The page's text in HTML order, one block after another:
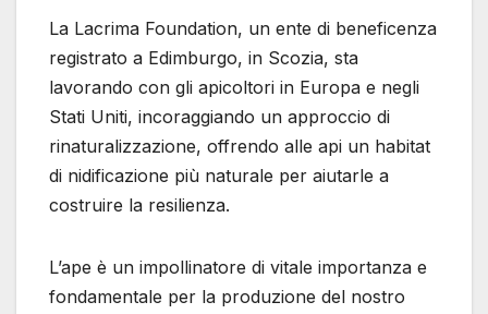
La Lacrima Foundation, un ente di beneficenza
registrato a Edimburgo, in Scozia, sta
lavorando con gli apicoltori in Europa e negli
Stati Uniti, incoraggiando un approccio di
rinaturalizzazione, offrendo alle api un habitat
di nidificazione più naturale per aiutarle a
costruire la resilienza.
L’ape è un impollinatore di vitale importanza e
fondamentale per la produzione del nostro